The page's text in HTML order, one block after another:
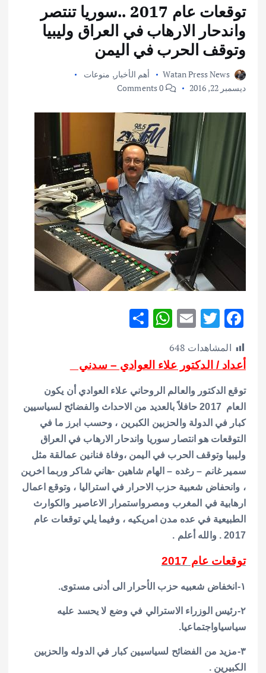
توقعات عام 2017 ..سوريا تنتصر
واندحار الارهاب في العراق وليبيا
وتوقف الحرب في اليمن
Watan Press News أهم الأخبار, منوعات
ديسمبر 22, 2016
F
ac
e
b
o
o
k
T
w
it
te
r
E
ai
l
W
at
s
A
p
p
e
المشاهدات 648
أعداد / الدكتور علاء العوادي – سدني
توقع الدكتور والعالم الروحاني علاء العوادي أن يكون
العام 2017 حافلاً بالعديد من الاحداث والفضائح لسياسيين
كبار في الدولة والحزبين الكبرين ، وحسب ابرز ما في
التوقعات هو انتصار سوريا واندحار الارهاب في العراق
وليبيا وتوقف الحرب في اليمن ،وفاة فنانين عمالقة مثل
سمير غانم – رغده – الهام شاهين -هاني شاكر وربما اخرين
، وانحفاض شعبية حزب الاحرار في استراليا ، وتوقع اعمال
ارهابية في المغرب ومصرواستمرار الاعاصير والكوارث
الطبيعية في عده مدن امريكيه ، وفيما يلي توقعات عام
2017 . والله أعلم .
توقعات عام 2017
١-انخفاض شعبيه حزب الأحرار الى أدنى مستوى.
٢-رئيس الوزراء الاسترالي في وضع لا يحسد عليه
سياسياواجتماعيا.
٣-مزيد من الفضائح لسياسيين كبار في الدوله والحزبين
الكبيرين .